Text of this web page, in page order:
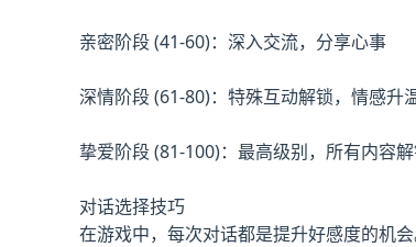
亲密阶段 (41-60)：深入交流，分享心事
深情阶段 (61-80)：特殊互动解锁，情感升
挚爱阶段 (81-100)：最高级别，所有内容
对话选择技巧
在游戏中，每次对话都是提升好感度的机